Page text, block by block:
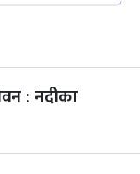
७ महिना बाँकी
: नदीका